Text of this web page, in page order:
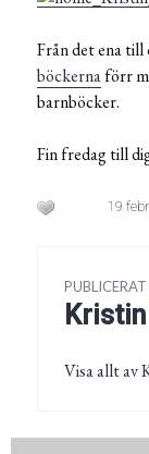
Från det ena
böckernaförr
barnböcker.
Fin fredag till
19
Visa allt av